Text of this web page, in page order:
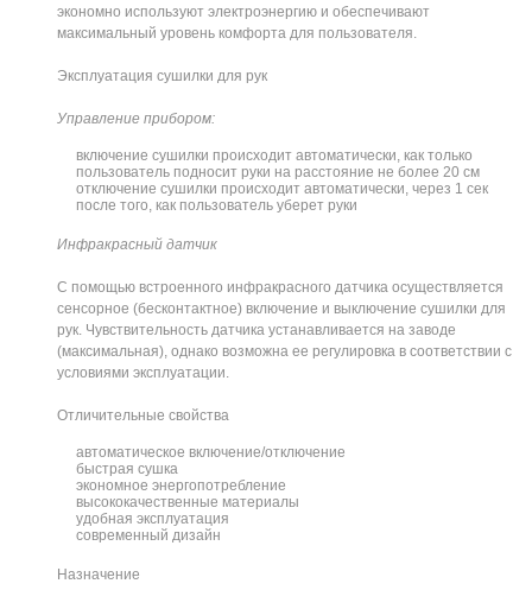
экономно используют электроэнергию и обеспечивают
максимальный уровень комфорта для пользователя.
Эксплуатация сушилки для рук
Управление прибором:
включение сушилки происходит автоматически, как только
пользователь подносит руки на расстояние не более 20 см
отключение сушилки происходит автоматически, через 1 сек
после того, как пользователь уберет руки
Инфракрасный датчик
С помощью встроенного инфракрасного датчика осуществляется
сенсорное (бесконтактное) включение и выключение сушилки для
рук. Чувствительность датчика устанавливается на заводе
(максимальная), однако возможна ее регулировка в соответствии с
условиями эксплуатации.
Отличительные свойства
автоматическое включение/отключение
быстрая сушка
экономное энергопотребление
высококачественные материалы
удобная эксплуатация
современный дизайн
Назначение